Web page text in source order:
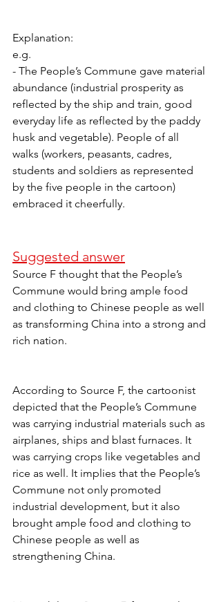
Explanation:
e.g.
- The People’s Commune gave material
abundance (industrial prosperity as
reflected by the ship and train, good
everyday life as reflected by the paddy
husk and vegetable). People of all
walks (workers, peasants, cadres,
students and soldiers as represented
by the five people in the cartoon)
embraced it cheerfully.
Suggested answer
Source F thought that the People’s
Commune would bring ample food
and clothing to Chinese people as well
as transforming China into a strong and
rich nation.
According to Source F, the cartoonist
depicted that the People’s Commune
was carrying industrial materials such as
airplanes, ships and blast furnaces. It
was carrying crops like vegetables and
rice as well. It implies that the People’s
Commune not only promoted
industrial development, but it also
brought ample food and clothing to
Chinese people as well as
strengthening China.